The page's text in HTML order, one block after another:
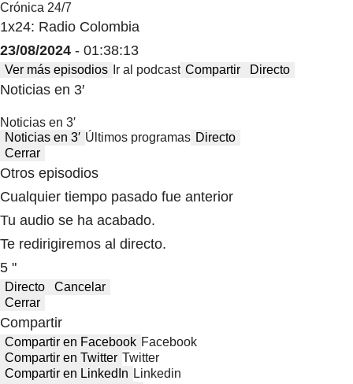
Crónica 24/7
1x24: Radio Colombia
23/08/2024 - 01:38:13
Ver más episodios Ir al podcast Compartir Directo
Noticias en 3′
Noticias en 3′
Noticias en 3′ Últimos programas Directo
Cerrar
Otros episodios
Cualquier tiempo pasado fue anterior
Tu audio se ha acabado.
Te redirigiremos al directo.
5 "
Directo
Cancelar
Cerrar
Compartir
Compartir en Facebook Facebook
Compartir en Twitter Twitter
Compartir en LinkedIn Linkedin